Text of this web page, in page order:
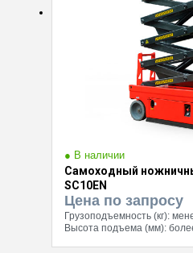
● В наличии
Самоходный
SC10EN
Цена по запросу
Грузоподъемность (кг):
Высота подъема (мм):